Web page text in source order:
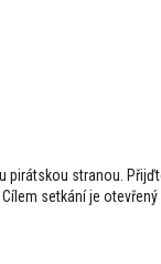
pirátskou stranou.
setkání je